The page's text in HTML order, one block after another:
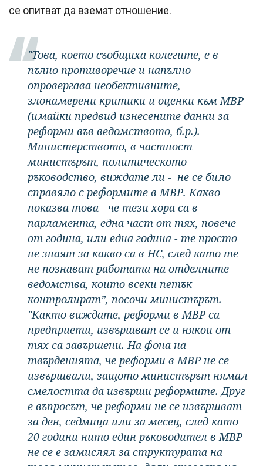
се опитват да вземат отношение.
"Това, което съобщиха колегите, е в
пълно противоречие и напълно
опровергава необективните,
злонамерени критики и оценки към МВР
(имайки предвид изнесените данни за
реформи във ведомството, б.р.).
Министерството, в частност
министърът, политическото
ръководство, виждате ли - не се било
справяло с реформите в МВР. Какво
показва това - че тези хора са в
парламента, една част от тях, повече
от година, или една година - те просто
не знаят за какво са в НС, след като те
не познават работата на отделните
ведомства, които всеки петък
контролират”, посочи министърът.
"Както виждате, реформи в МВР са
предприети, извършват се и някои от
тях са завършени. На фона на
твърденията, че реформи в МВР не се
извършвали, защото министърът нямал
смелостта да извърши реформите. Друг
е въпросът, че реформи не се извършват
за ден, седмица или за месец, след като
20 години нито един ръководител в МВР
не се е замислял за структурата на